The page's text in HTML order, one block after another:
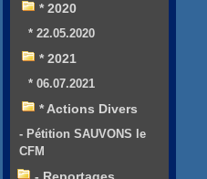
* 2020
* 22.05.2020
* 2021
* 06.07.2021
* Actions Divers
- Pétition SAUVONS le
CFM